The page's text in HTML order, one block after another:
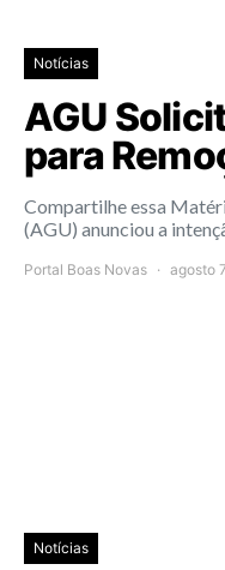
Notícias
AGU
para
Compartilhe essa
(AGU) anunciou a
Portal Boas Novas agosto
Notícias